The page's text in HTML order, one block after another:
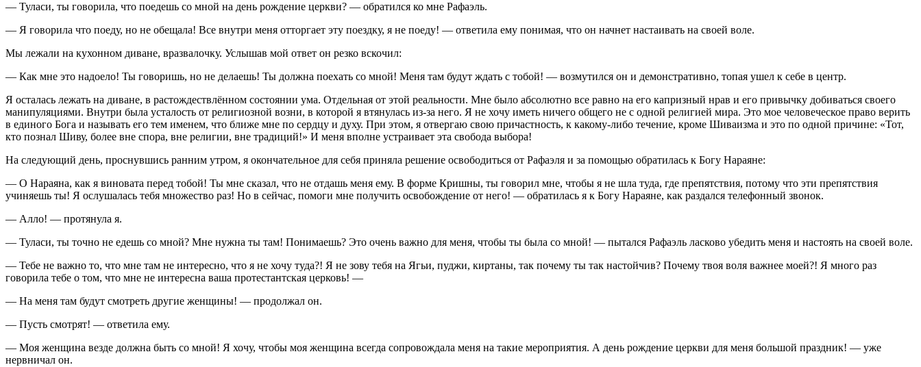
— Туласи, ты говорила, что поедешь со мной на день рождение церкви? — обратился ко мне Рафаэль.
— Я говорила что поеду, но не обещала! Все внутри меня отторгает эту поездку, я не поеду! — ответила ему понимая, что он начнет настаивать на своей воле.
Мы лежали на кухонном диване, вразвалочку. Услышав мой ответ он резко вскочил:
— Как мне это надоело! Ты говоришь, но не делаешь! Ты должна поехать со мной! Меня там будут ждать с тобой! — возмутился он и демонстративно, топая ушел к себе в центр.
Я осталась лежать на диване, в растождествлённом состоянии ума. Отдельная от этой реальности. Мне было абсолютно все равно на его капризный нрав и его привычку добиваться своего
манипуляциями. Внутри была усталость от религиозной возни, в которой я втянулась из-за него. Я не хочу иметь ничего общего не с одной религией мира. Это мое человеческое право верить
в единого Бога и называть его тем именем, что ближе мне по сердцу и духу. При этом, я отвергаю свою причастность, к какому-либо течение, кроме Шиваизма и это по одной причине: «Тот,
кто познал Шиву, более вне спора, вне религии, вне традиций!» И меня вполне устраивает эта свобода выбора!
На следующий день, проснувшись ранним утром, я окончательное для себя приняла решение освободиться от Рафаэля и за помощью обратилась к Богу Нараяне:
— О Нараяна, как я виновата перед тобой! Ты мне сказал, что не отдашь меня ему. В форме Кришны, ты говорил мне, чтобы я не шла туда, где препятствия, потому что эти препятствия
учиняешь ты! Я ослушалась тебя множество раз! Но в сейчас, помоги мне получить освобождение от него! — обратилась я к Богу Нараяне, как раздался телефонный звонок.
— Алло! — протянула я.
— Туласи, ты точно не едешь со мной? Мне нужна ты там! Понимаешь? Это очень важно для меня, чтобы ты была со мной! — пытался Рафаэль ласково убедить меня и настоять на своей воле.
— Тебе не важно то, что мне там не интересно, что я не хочу туда?! Я не зову тебя на Ягьи, пуджи, киртаны, так почему ты так настойчив? Почему твоя воля важнее моей?! Я много раз
говорила тебе о том, что мне не интересна ваша протестантская церковь! —
— На меня там будут смотреть другие женщины! — продолжал он.
— Пусть смотрят! — ответила ему.
— Моя женщина везде должна быть со мной! Я хочу, чтобы моя женщина всегда сопровождала меня на такие мероприятия. А день рождение церкви для меня большой праздник! — уже
нервничал он.